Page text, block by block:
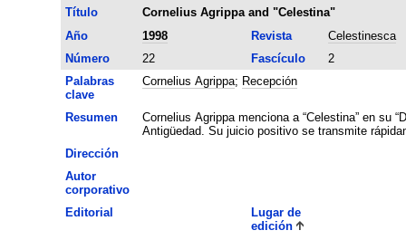
Título
Cornelius Agrippa and "Celestina"
Año
1998 Revista
Celestinesca
Número
22 Fascículo
2
Palabras
clave
Cornelius Agrippa; Recepción
Resumen
Cornelius Agrippa menciona a “Celestina” en su
Antigüedad. Su juicio positivo se transmite
Dirección
Autor
corporativo
Editorial
Lugar de
edición